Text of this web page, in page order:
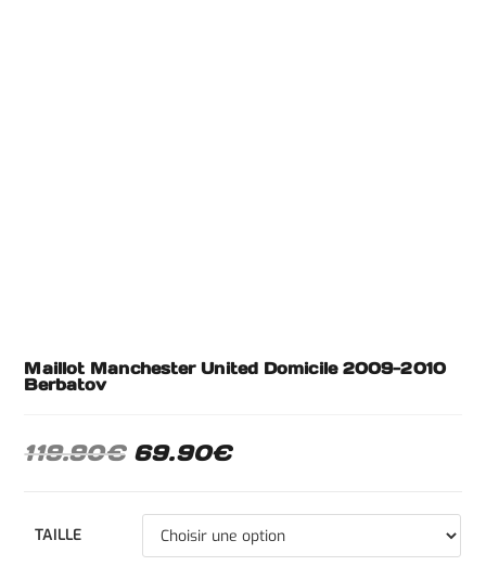
Maillot Manchester United Domicile 2009-2010
Berbatov
119.90€ 69.90€
TAILLE